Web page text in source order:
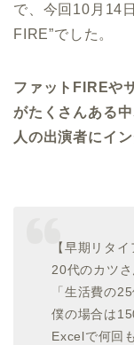
で、今回10月14
FIRE”でした。
ファットFIREや
がたくさんある
人の出演者にイ
【早期リタイ
20代のカツ
「生活費の
僕の場合は
Excelで何回